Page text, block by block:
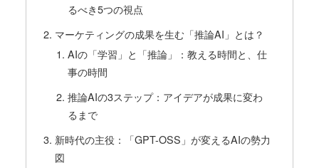
るべき5つの視点
マーケティングの成果を生む「推論AI」とは？
AIの「学習」と「推論」：教える時間と、仕
事の時間
推論AIの3ステップ：アイデアが成果に変わ
るまで
新時代の主役：「GPT-OSS」が変えるAIの勢力
図